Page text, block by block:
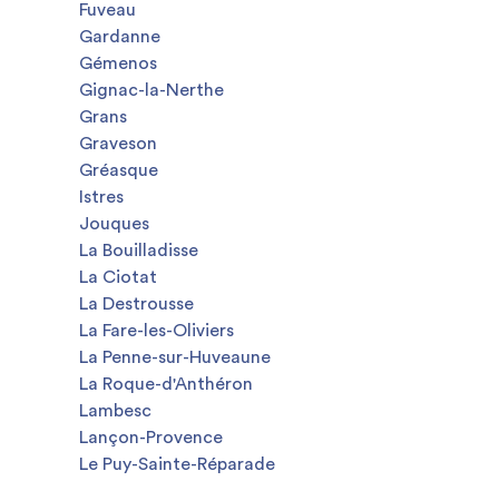
Fuveau
Gardanne
Gémenos
Gignac-la-Nerthe
Grans
Graveson
Gréasque
Istres
Jouques
La Bouilladisse
La Ciotat
La Destrousse
La Fare-les-Oliviers
La Penne-sur-Huveaune
La Roque-d'Anthéron
Lambesc
Lançon-Provence
Le Puy-Sainte-Réparade